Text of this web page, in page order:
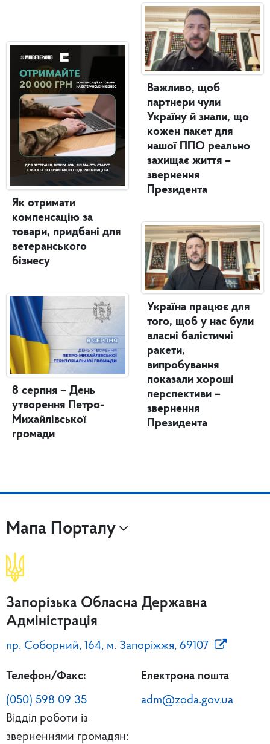
Як отримати
компенсацію за
товари, придбані для
ветеранського
бізнесу
8 серпня – День
утворення Петро-
Михайлівської
громади
Важливо, щоб
партнери чули
Україну й знали, що
кожен пакет для
нашої ППО реально
захищає життя –
звернення
Президента
Україна працює для
того, щоб у нас були
власні балістичні
ракети,
випробування
показали хороші
перспективи –
звернення
Президента
Мапа Порталу
Запорізька Обласна Державна
Адміністрація
пр. Соборний, 164, м. Запоріжжя, 69107
Телефон/Факс:
(050) 598 09 35
Відділ роботи із
зверненнями громадян:
Електрона пошта
adm@zoda.gov.ua